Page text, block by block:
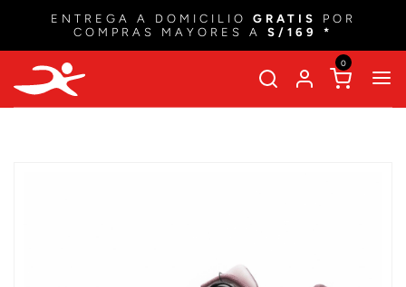
ENTREGA A DOMICILIO GRATIS
POR
COMPRAS MAYORES A S/169 *
0